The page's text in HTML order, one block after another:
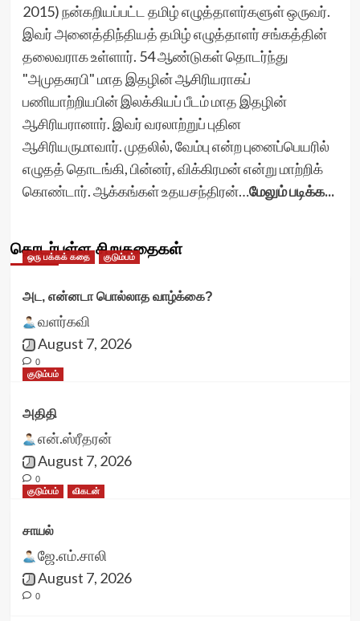
2015) நன்கறியப்பட்ட தமிழ் எழுத்தாளர்களுள் ஒருவர்.
இவர் அனைத்திந்தியத் தமிழ் எழுத்தாளர் சங்கத்தின்
தலைவராக உள்ளார். 54 ஆண்டுகள் தொடர்ந்து
"அமுதசுரபி" மாத இதழின் ஆசிரியராகப்
பணியாற்றியபின் இலக்கியப் பீடம் மாத இதழின்
ஆசிரியரானார். இவர் வரலாற்றுப் புதின
ஆசிரியருமாவார். முதலில், வேம்பு என்ற புனைப்பெயரில்
எழுதத் தொடங்கி, பின்னர், விக்கிரமன் என்று மாற்றிக்
கொண்டார். ஆக்கங்கள் உதயசந்திரன்…மேலும் படிக்க...
தொடர்புள்ள சிறுகதைகள்
ஒரு பக்கக் கதை குடும்பம்
அட, என்னடா பொல்லாத வாழ்க்கை?
வளர்கவி
August 7, 2026
0
குடும்பம்
அதிதி
என்.ஸ்ரீதரன்
August 7, 2026
0
குடும்பம்
விகடன்
சாயல்
ஜே.எம்.சாலி
August 7, 2026
0